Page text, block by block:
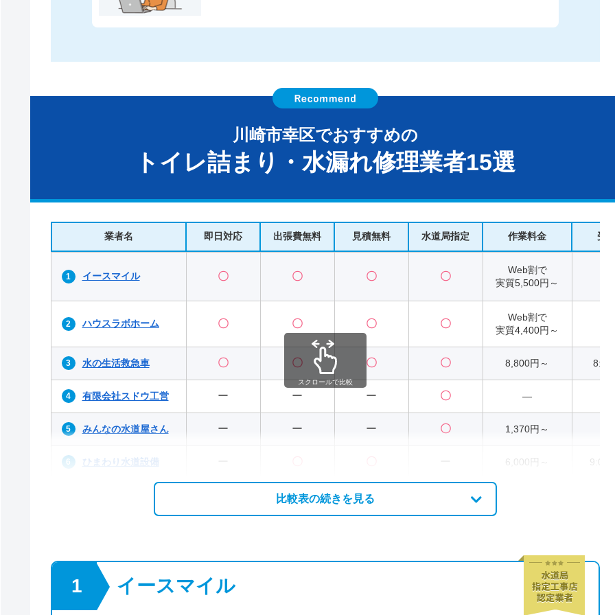
川崎市幸区でおすすめの
トイレ詰まり・水漏れ修理業者15選
業者名 即日対応 出張費無料 見積無料 水道局指定 作業料金 受
イースマイル 〇 〇 〇 〇
Web割で
実質5,500円～
ハウスラボホーム 〇 〇 〇 〇
Web割で
実質4,400円～
水の生活救急車 〇 〇 〇 〇 8,800円～ 8:00-
有限会社スドウ工営 ー ー ー 〇 ―
みんなの水道屋さん ー ー ー 〇 1,370円～
ひまわり水道設備 6,000円～ 9:00
スクロールで比較
比較表の続きを見る
イースマイル